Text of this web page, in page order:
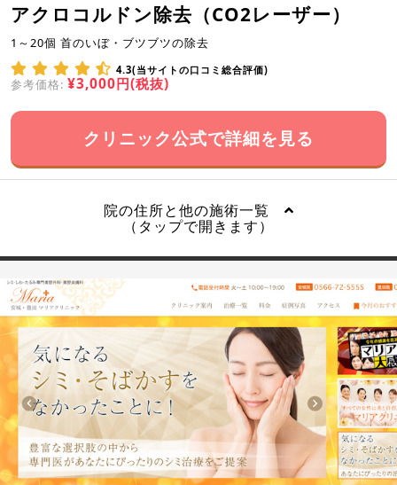
アクロコルドン除去（CO2レーザー）
1～20個 首のいぼ・ブツブツの除去
4.3(当サイトの口コミ総合評価)
参考価格: ¥3,000円(税抜)
クリニック公式で詳細を見る
院の住所と他の施術一覧
（タップで開きます）